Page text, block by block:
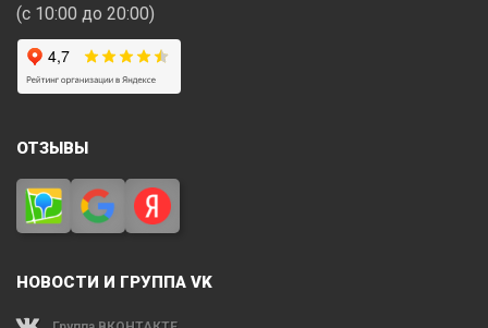
(с 10:00 до 20:00)
ОТЗЫВЫ
НОВОСТИ И ГРУППА VK